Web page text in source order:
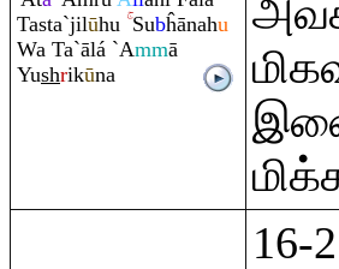
Tasta`jilūhu Subĥānahu
Wa Ta`ālá `Ammā
Yushrikūna
16-